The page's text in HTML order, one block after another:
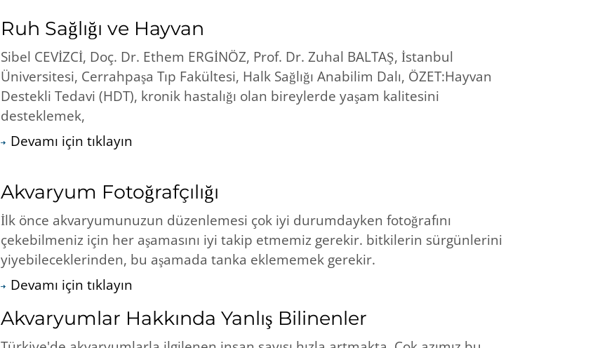
Ruh Sağlığı ve Hayvan
Sibel CEVİZCİ, Doç. Dr. Ethem ERGİNÖZ, Prof. Dr. Zuhal BALTAŞ, İstanbul
Üniversitesi, Cerrahpaşa Tıp Fakültesi, Halk Sağlığı Anabilim Dalı, ÖZET:Hayvan
Destekli Tedavi (HDT), kronik hastalığı olan bireylerde yaşam kalitesini
desteklemek,
Devamı için tıklayın
Akvaryum Fotoğrafçılığı
İlk önce akvaryumunuzun düzenlemesi çok iyi durumdayken fotoğrafını
çekebilmeniz için her aşamasını iyi takip etmemiz gerekir. bitkilerin sürgünlerini
yiyebileceklerinden, bu aşamada tanka eklememek gerekir.
Devamı için tıklayın
Akvaryumlar Hakkında Yanlış Bilinenler